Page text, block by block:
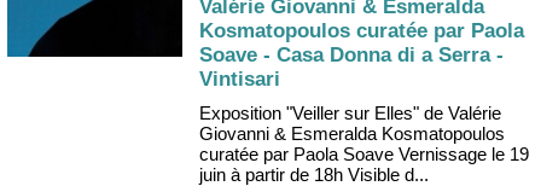
Valérie Giovanni & Esmeralda
Kosmatopoulos curatée par Paola
Soave - Casa Donna di a Serra -
Vintisari
Exposition "Veiller sur Elles" de Valérie
Giovanni & Esmeralda Kosmatopoulos
curatée par Paola Soave Vernissage le 19
juin à partir de 18h Visible d...